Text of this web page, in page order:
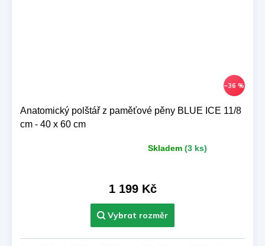
–36 %
Anatomický polštář z paměťové pěny BLUE ICE 11/8
cm - 40 x 60 cm
Skladem (3 ks)
1 199 Kč